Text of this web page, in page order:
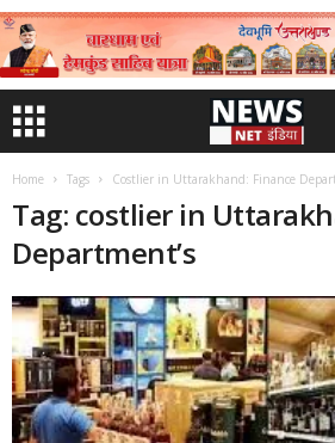
Home Tags Costlier in Uttarakhand: Finance
Tag: costlier in
Department’s